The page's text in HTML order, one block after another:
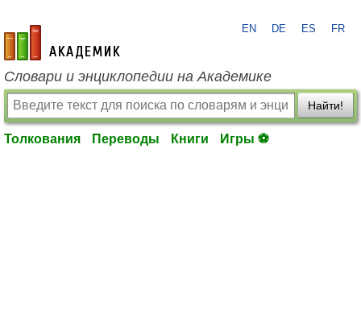
academic.ru
EN DE ES FR
Словари и энциклопедии на Академике
Найти!
Толкования Переводы Книги Игры ⚽